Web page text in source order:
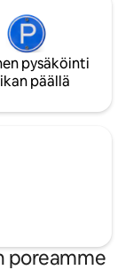
pysäköinti
päällä
poreamme